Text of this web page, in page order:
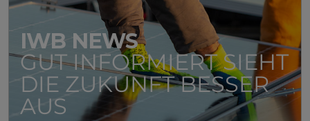
IWB NEWS
GUT INFORMIERT SIEHT
DIE ZUKUNFT BESSER
AUS